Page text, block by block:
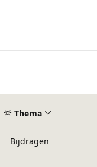
Thema
Bijdragen